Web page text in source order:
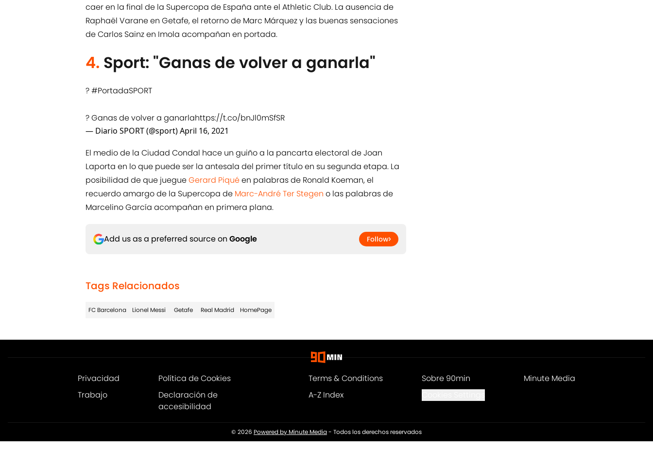
caer en la final de la Supercopa de España ante el Athletic Club. La ausencia de
Raphaël Varane en Getafe, el retorno de Marc Márquez y las buenas sensaciones
de Carlos Sainz en Imola acompañan en portada.
4. Sport: "Ganas de volver a ganarla"
?#PortadaSPORT
? Ganas de volver a ganarlahttps://t.co/bnJl0mSfSR
— Diario SPORT (@sport)April 16, 2021
El medio de la Ciudad Condal hace un guiño a la pancarta electoral de Joan
Laporta en lo que puede ser la antesala del primer título en su segunda etapa. La
posibilidad de que juegueGerard Piquéen palabras de Ronald Koeman, el
recuerdo amargo de la Supercopa de Marc-André Ter Stegen o las palabras de
Marcelino García acompañan en primera plana.
Add us as a preferred source on Google Follow
Tags Relacionados
FC Barcelona Lionel Messi Getafe Real Madrid HomePage
Privacidad Política de Cookies Terms & Conditions Sobre 90min
Minute Media
Trabajo
Declaración de
accesibilidad
A-Z Index
© 2026 Powered by Minute Media- Todos los derechos reservados